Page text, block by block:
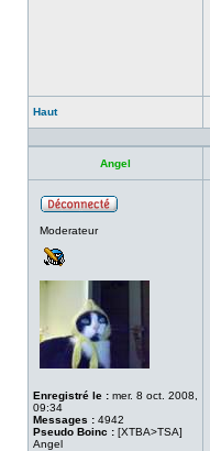
Haut
Angel
Moderateur
Enregistré le : mer. 8 oct. 2008,
09:34
Messages : 4942
Pseudo Boinc : [XTBA>TSA]
Angel